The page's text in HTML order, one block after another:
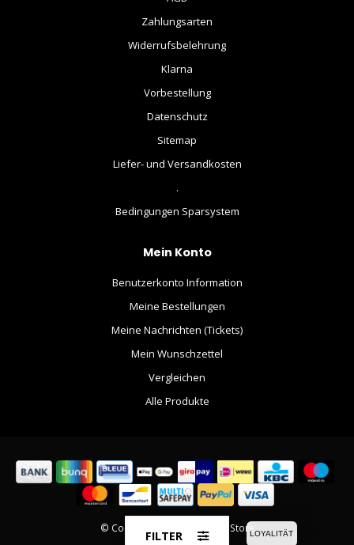
Zahlungsarten
Widerrufsbelehrung
Klarna
Vorbestellung
Datenschutz
Sitemap
Liefer- und Versandkosten
.
Bedingungen Sparsystem
Mein Konto
Benutzerkonto Information
Meine Bestellungen
Meine Nachrichten (Tickets)
Mein Wunschzettel
Vergleichen
Alle Produkte
© Copyright 2026 The Movie Store
FILTER LOYALITÄT